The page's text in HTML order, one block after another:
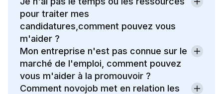
pour traiter mes
candidatures,comment pouvez vous
m'aider ?
Mon entreprise n'est pas connue sur le
marché de l'emploi, comment pouvez
vous m'aider à la promouvoir ?
Comment novojob met en relation les